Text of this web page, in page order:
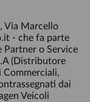
Via Marcello
- che fa parte
Partner o Service
(Distributore
Commerciali,
dai
Veicoli